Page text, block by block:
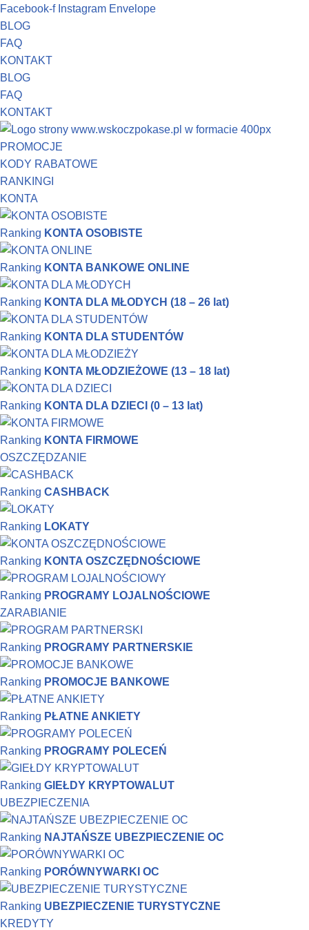
Przejdź
do
treści
Facebook-f Instagram Envelope
BLOG
FAQ
KONTAKT
BLOG
FAQ
KONTAKT
PROMOCJE
KODY RABATOWE
RANKINGI
KONTA
Ranking KONTA OSOBISTE
Ranking KONTA BANKOWE ONLINE
Ranking KONTA DLA MŁODYCH (18 – 26 lat)
Ranking KONTA DLA STUDENTÓW
Ranking KONTA MŁODZIEŻOWE (13 – 18 lat)
Ranking KONTA DLA DZIECI (0 – 13 lat)
Ranking KONTA FIRMOWE
OSZCZĘDZANIE
Ranking CASHBACK
Ranking LOKATY
Ranking KONTA OSZCZĘDNOŚCIOWE
Ranking PROGRAMY LOJALNOŚCIOWE
ZARABIANIE
Ranking PROGRAMY PARTNERSKIE
Ranking PROMOCJE BANKOWE
Ranking PŁATNE ANKIETY
Ranking PROGRAMY POLECEŃ
Ranking GIEŁDY KRYPTOWALUT
UBEZPIECZENIA
Ranking NAJTAŃSZE UBEZPIECZENIE OC
Ranking PORÓWNYWARKI OC
Ranking UBEZPIECZENIE TURYSTYCZNE
KREDYTY